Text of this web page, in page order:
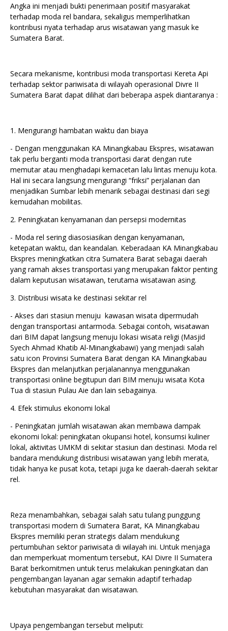
Angka ini menjadi bukti penerimaan positif masyarakat
terhadap moda rel bandara, sekaligus memperlihatkan
kontribusi nyata terhadap arus wisatawan yang masuk ke
Sumatera Barat.
Secara mekanisme, kontribusi moda transportasi Kereta Api
terhadap sektor pariwisata di wilayah operasional Divre II
Sumatera Barat dapat dilihat dari beberapa aspek diantaranya :
1. Mengurangi hambatan waktu dan biaya
- Dengan menggunakan KA Minangkabau Ekspres, wisatawan
tak perlu berganti moda transportasi darat dengan rute
memutar atau menghadapi kemacetan lalu lintas menuju kota.
Hal ini secara langsung mengurangi “friksi” perjalanan dan
menjadikan Sumbar lebih menarik sebagai destinasi dari segi
kemudahan mobilitas.
2. Peningkatan kenyamanan dan persepsi modernitas
- Moda rel sering diasosiasikan dengan kenyamanan,
ketepatan waktu, dan keandalan. Keberadaan KA Minangkabau
Ekspres meningkatkan citra Sumatera Barat sebagai daerah
yang ramah akses transportasi yang merupakan faktor penting
dalam keputusan wisatawan, terutama wisatawan asing.
3. Distribusi wisata ke destinasi sekitar rel
- Akses dari stasiun menuju kawasan wisata dipermudah
dengan transportasi antarmoda. Sebagai contoh, wisatawan
dari BIM dapat langsung menuju lokasi wisata religi (Masjid
Syech Ahmad Khatib Al-Minangkabawi) yang menjadi salah
satu icon Provinsi Sumatera Barat dengan KA Minangkabau
Ekspres dan melanjutkan perjalanannya menggunakan
transportasi online begitupun dari BIM menuju wisata Kota
Tua di stasiun Pulau Aie dan lain sebagainya.
4. Efek stimulus ekonomi lokal
- Peningkatan jumlah wisatawan akan membawa dampak
ekonomi lokal: peningkatan okupansi hotel, konsumsi kuliner
lokal, aktivitas UMKM di sekitar stasiun dan destinasi. Moda rel
bandara mendukung distribusi wisatawan yang lebih merata,
tidak hanya ke pusat kota, tetapi juga ke daerah-daerah sekitar
rel.
Reza menambahkan, sebagai salah satu tulang punggung
transportasi modern di Sumatera Barat, KA Minangkabau
Ekspres memiliki peran strategis dalam mendukung
pertumbuhan sektor pariwisata di wilayah ini. Untuk menjaga
dan memperkuat momentum tersebut, KAI Divre II Sumatera
Barat berkomitmen untuk terus melakukan peningkatan dan
pengembangan layanan agar semakin adaptif terhadap
kebutuhan masyarakat dan wisatawan.
Upaya pengembangan tersebut meliputi: